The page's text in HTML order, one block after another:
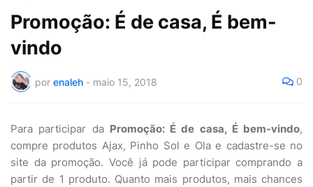
Promoção: É de casa, É bem-
vindo
por enaleh - maio 15, 2018 0
Para participar da Promoção: É de casa, É bem-vindo,
compre produtos Ajax, Pinho Sol e Ola e cadastre-se no
site da promoção. Você já pode participar comprando a
partir de 1 produto. Quanto mais produtos, mais chances